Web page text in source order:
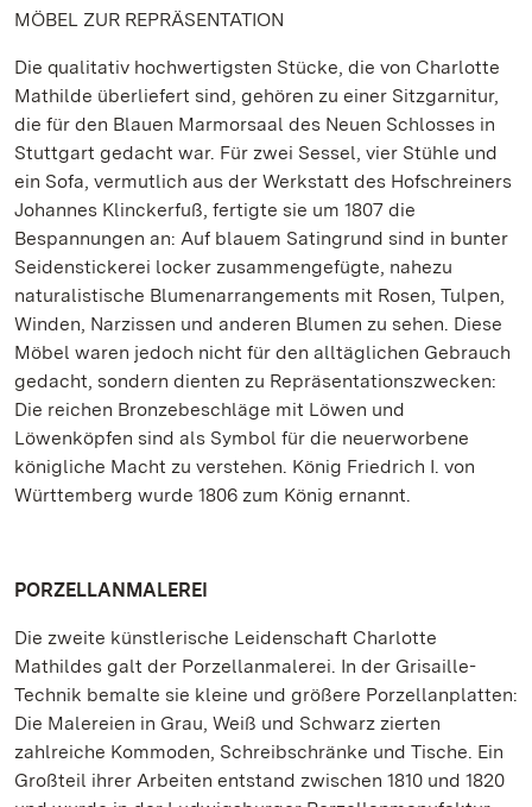
MÖBEL ZUR REPRÄSENTATION
Die qualitativ hochwertigsten Stücke, die von Charlotte
Mathilde überliefert sind, gehören zu einer Sitzgarnitur,
die für den Blauen Marmorsaal des Neuen Schlosses in
Stuttgart gedacht war. Für zwei Sessel, vier Stühle und
ein Sofa, vermutlich aus der Werkstatt des Hofschreiners
Johannes Klinckerfuß, fertigte sie um 1807 die
Bespannungen an: Auf blauem Satingrund sind in bunter
Seidenstickerei locker zusammengefügte, nahezu
naturalistische Blumenarrangements mit Rosen, Tulpen,
Winden, Narzissen und anderen Blumen zu sehen. Diese
Möbel waren jedoch nicht für den alltäglichen Gebrauch
gedacht, sondern dienten zu Repräsentationszwecken:
Die reichen Bronzebeschläge mit Löwen und
Löwenköpfen sind als Symbol für die neuerworbene
königliche Macht zu verstehen. König Friedrich I. von
Württemberg wurde 1806 zum König ernannt.
PORZELLANMALEREI
Die zweite künstlerische Leidenschaft Charlotte
Mathildes galt der Porzellanmalerei. In der Grisaille-
Technik bemalte sie kleine und größere Porzellanplatten:
Die Malereien in Grau, Weiß und Schwarz zierten
zahlreiche Kommoden, Schreibschränke und Tische. Ein
Großteil ihrer Arbeiten entstand zwischen 1810 und 1820